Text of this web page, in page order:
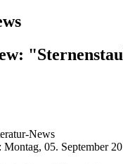
News
05. September